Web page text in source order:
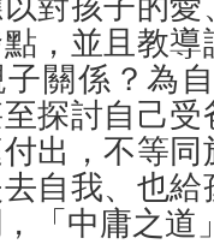
對孩子的
，並且教
關係？為
探討自己
出，不等
自我、也
「中庸之道